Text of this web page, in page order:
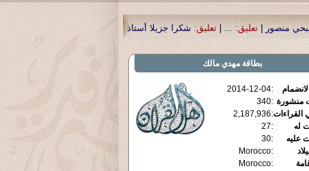
شكرا جزيلا أستاذ حمد الحمد .أكرمكم الله .|تعليق:
بطاقة مهدي مالك
:
2014-12-04
منشورة :
340
القراءات:
2,187,936
له
:
27
عليه
:
30
:
Morocco
:
Morocco